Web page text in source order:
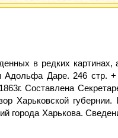
в редких картинах,
Адольфа Даре. 246 стр.
Составлена
Харьковской
города Харькова.